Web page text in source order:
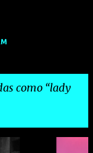
como lady